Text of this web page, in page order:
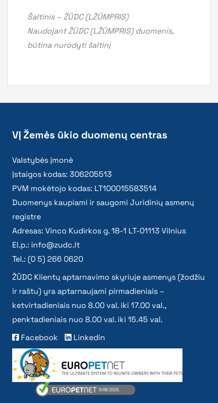
Šaltinis – ŽŪDC (LŽŪMPRIS)
Naudojant ŽŪDC (LŽŪMPRIS) duomenis,
būtina nurodyti šaltinį
VĮ Žemės ūkio duomenų centras
Valstybės įmonė
Įstaigos kodas: 306205513
PVM mokėtojo kodas: LT100015583514
Duomenys kaupiami ir saugomi Juridinių asmenų
registre
Adresas: Vinco Kudirkos g. 18-1 LT-01113 Vilnius
El.p.: info@zudc.lt
Tel.: (0 5) 266 0620
ŽŪDC Klientų aptarnavimo skyriuje asmenys (žodžiu
ir raštu) yra aptarnaujami pirmadieniais –
ketvirtadieniais nuo 8.00 val. iki 17.00 val.,
penktadieniais nuo 8.00 val. iki 15.45 val.
Facebook
Linkedin